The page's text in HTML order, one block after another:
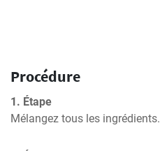
Procédure
1. Étape
Mélangez tous les ingrédients.